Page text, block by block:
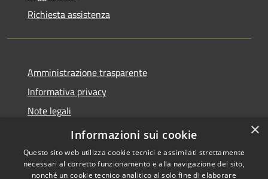
Richiesta assistenza
Amministrazione trasparente
Informativa privacy
Note legali
Dichiarazione di accessibilità 2025
×
Informazioni sui cookie
Questo sito web utilizza cookie tecnici e assimilati strettamente
necessari al corretto funzionamento e alla navigazione del sito,
nonché un cookie tecnico analitico al solo fine di elaborare